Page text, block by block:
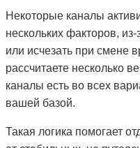
Некоторые каналы
нескольких факторов,
или исчезать при смене
рассчитаете несколько
каналы есть во всех
вашей базой.
Такая логика помогает